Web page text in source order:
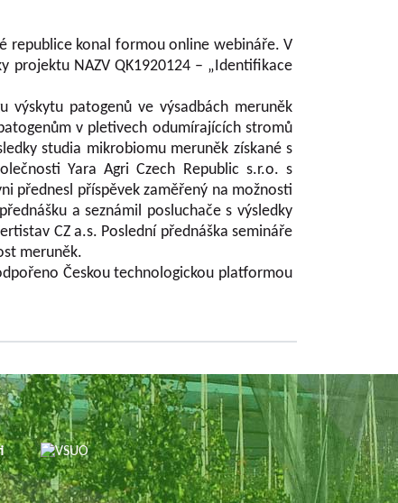
republice konal formou online webináře. V
projektu NAZV QK1920124 – „Identifikace
výskytu patogenů ve výsadbách meruněk
v pletivech odumírajících stromů
studia mikrobiomu meruněk získané s
Yara Agri Czech Republic s.r.o. s
přednesl příspěvek zaměřený na možnosti
a seznámil posluchače s výsledky
CZ a.s. Poslední přednáška semináře
meruněk.
Českou technologickou platformou